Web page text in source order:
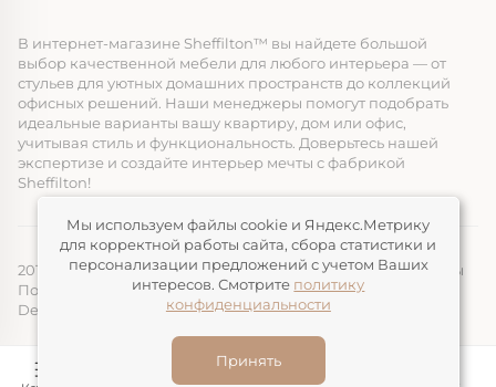
В интернет-магазине Sheffilton™ вы найдете большой
выбор качественной мебели для любого интерьера — от
стульев для уютных домашних пространств до коллекций
офисных решений. Наши менеджеры помогут подобрать
идеальные варианты вашу квартиру, дом или офис,
учитывая стиль и функциональность. Доверьтесь нашей
экспертизе и создайте интерьер мечты с фабрикой
Sheffilton!
2014-2026, ООО «ЭЛМАТ», Sheffilton™ Все права защищены
Политика конфиденциальности
Devimax
— Создание и продвижение сайтов
Мы используем файлы cookie и Яндекс.Метрику
для корректной работы сайта, сбора статистики и
персонализации предложений с учетом Ваших
интересов. Смотрите политику
конфиденциальности
Принять